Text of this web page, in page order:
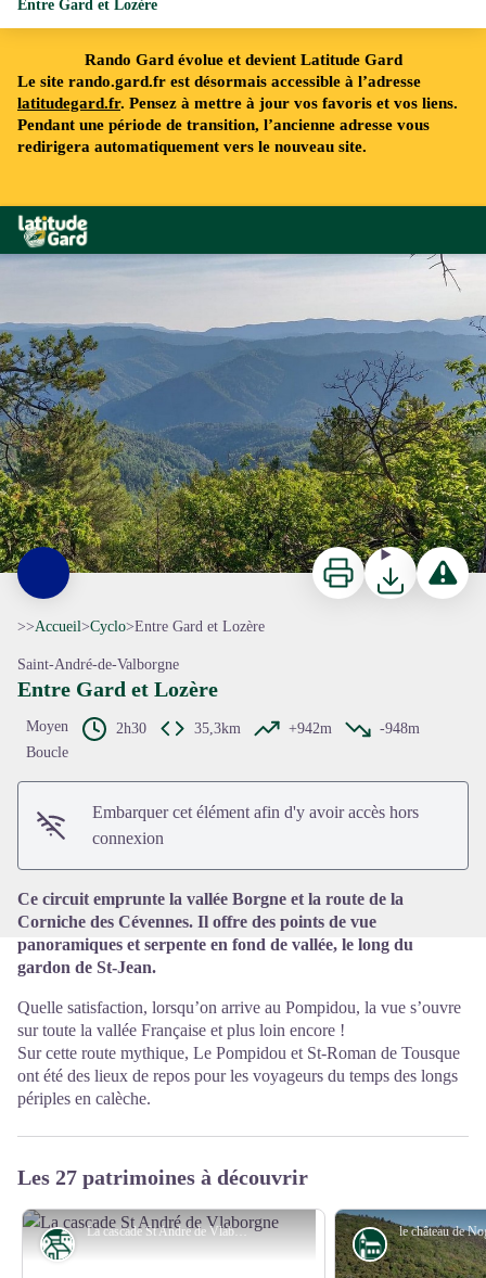
Rando Gard évolue et devient Latitude Gard
Le site rando.gard.fr est désormais accessible à l’adresse
latitudegard.fr. Pensez à mettre à jour vos favoris et vos liens.
Pendant une période de transition, l’ancienne adresse vous
redirigera automatiquement vers le nouveau site.
Rando Gard
Entre Gard et Lozère
ImprimerTéléchargerSignaler
>>Accueil>Cyclo>Entre Gard et Lozère
Saint-André-de-Valborgne
Entre Gard et Lozère
Moyen 2h30 35,3km +942m
-948m
Boucle
Embarquer cet élément afin d'y avoir accès hors
connexion
Ce circuit emprunte la vallée Borgne et la route de la
Corniche des Cévennes. Il offre des points de vue
panoramiques et serpente en fond de vallée, le long du
gardon de St-Jean.
Quelle satisfaction, lorsqu’on arrive au Pompidou, la vue s’ouvre
sur toute la vallée Française et plus loin encore !
Sur cette route mythique, Le Pompidou et St-Roman de Tousque
ont été des lieux de repos pour les voyageurs du temps des longs
périples en calèche.
Les 27 patrimoines à découvrir
La cascade St André de Vlaborgne - Béatrice Galzin
Patrimoine Architecture